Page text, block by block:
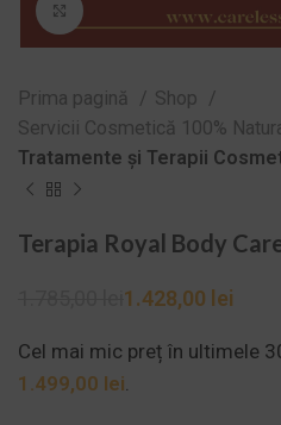
Prima pagină
Shop
Servicii Cosmetică 100%
Tratamente și Terapii
Terapia Royal Body
1.428,00 lei
Cel mai mic preț în ultimele
1.499,00 lei.